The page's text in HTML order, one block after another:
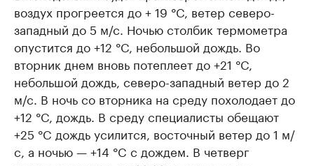
воздух прогреется до + 19 °C, ветер северо-
западный до 5 м/с. Ночью столбик термометра
опустится до +12 °C, небольшой дождь. Во
вторник днем вновь потеплеет до +21 °C,
небольшой дождь, северо-западный ветер до 2
м/с. В ночь со вторника на среду похолодает до
+12 °C, дождь. В среду специалисты обещают
+25 °C дождь усилится, восточный ветер до 1 м/
с, а ночью — +14 °C с дождем. В четверг